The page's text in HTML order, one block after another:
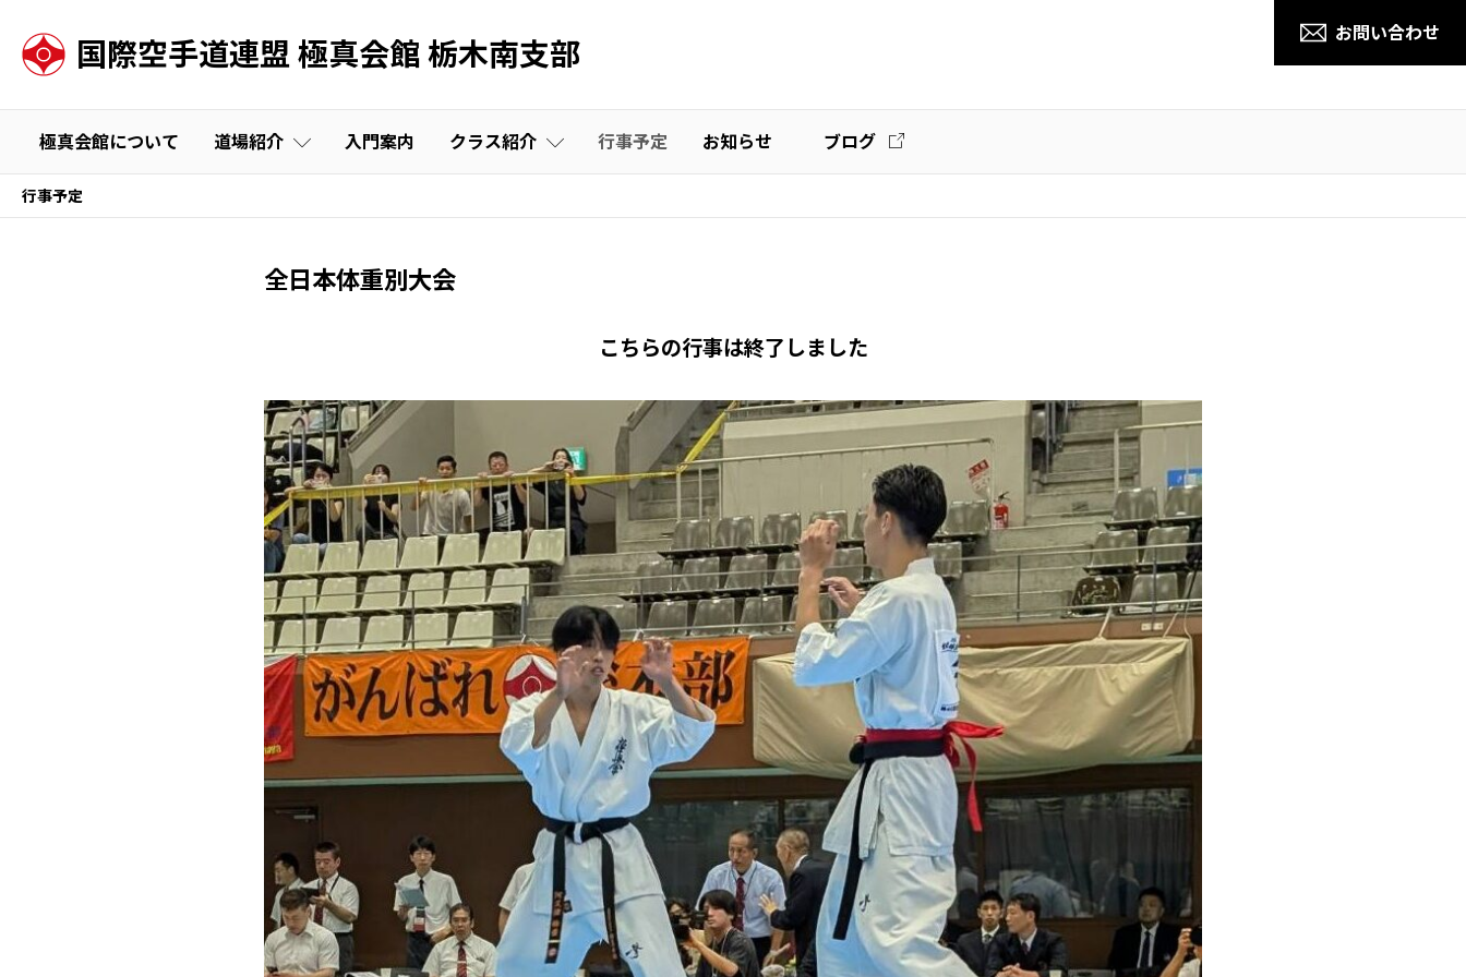
国際空手道連盟 極真会館 栃木南支部
極真会館について 道場紹介
宇都宮道場 雀宮道場 栃木道場 小山城南道場
足利道場
入門案内 クラス紹介
幼年部・少年部 一般部 壮年部
行事予定 お知らせ ブログ
お問い合わせ
行事予定
全日本体重別大会
こちらの行事は終了しました